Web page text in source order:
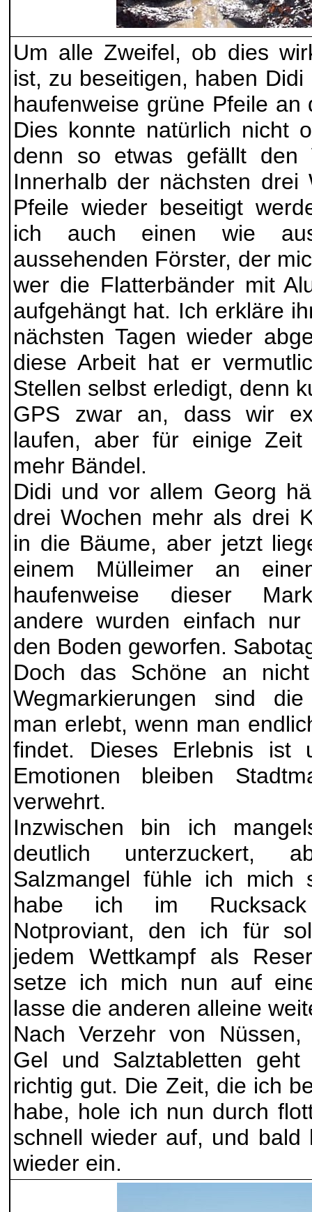
Um alle Zweifel, ob dies
ist, zu beseitigen, haben
haufenweise grüne Pfeile an
Dies konnte natürlich nicht
denn so etwas gefällt den
Innerhalb der nächsten drei
Pfeile wieder beseitigt
ich auch einen wie
aussehenden Förster, der
wer die Flatterbänder mit
aufgehängt hat. Ich erkläre
nächsten Tagen wieder
diese Arbeit hat er
Stellen selbst erledigt, denn
GPS zwar an, dass wir
laufen, aber für einige
mehr Bändel.
Didi und vor allem Georg
drei Wochen mehr als drei
in die Bäume, aber jetzt
einem Mülleimer an
haufenweise dieser
andere wurden einfach
den Boden geworfen.
Doch das Schöne an
Wegmarkierungen sind
man erlebt, wenn man
findet. Dieses Erlebnis ist
Emotionen bleiben
verwehrt.
Inzwischen bin ich
deutlich unterzuckert,
Salzmangel fühle ich mich
habe ich im
Notproviant, den ich für
jedem Wettkampf als
setze ich mich nun auf
lasse die anderen alleine
Nach Verzehr von Nüssen,
Gel und Salztabletten
richtig gut. Die Zeit, die ich
habe, hole ich nun durch
schnell wieder auf, und bald
wieder ein.